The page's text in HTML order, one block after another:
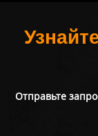
Отправьте